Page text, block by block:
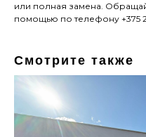
или полная замена.
помощью по телефону +375
Смотрите также